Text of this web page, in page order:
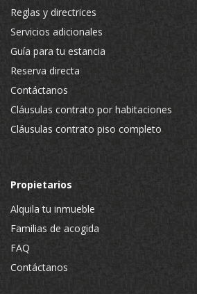
Reglas y directrices
Servicios adicionales
Guía para tu estancia
Reserva directa
Contáctanos
Cláusulas contrato por habitaciones
Cláusulas contrato piso completo
Propietarios
Alquila tu inmueble
Familias de acogida
FAQ
Contáctanos